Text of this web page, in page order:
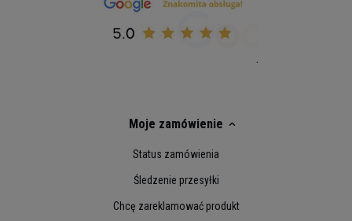
Moje zamówienie
Status zamówienia
Śledzenie przesyłki
Chcę zareklamować produkt